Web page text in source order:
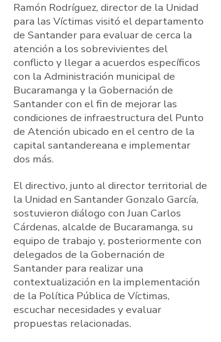
Ramón Rodríguez, director de la Unidad
para las Víctimas visitó el departamento
de Santander para evaluar de cerca la
atención a los sobrevivientes del
conflicto y llegar a acuerdos específicos
con la Administración municipal de
Bucaramanga y la Gobernación de
Santander con el fin de mejorar las
condiciones de infraestructura del Punto
de Atención ubicado en el centro de la
capital santandereana e implementar
dos más.
El directivo, junto al director territorial de
la Unidad en Santander Gonzalo García,
sostuvieron diálogo con Juan Carlos
Cárdenas, alcalde de Bucaramanga, su
equipo de trabajo y, posteriormente con
delegados de la Gobernación de
Santander para realizar una
contextualización en la implementación
de la Política Pública de Víctimas,
escuchar necesidades y evaluar
propuestas relacionadas.